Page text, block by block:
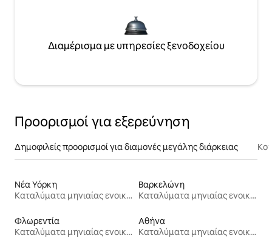
Διαμέρισμα με υπηρεσίες ξενοδοχείου
Προορισμοί για εξερεύνηση
Δημοφιλείς προορισμοί για διαμονές μεγάλης διάρκειας
Νέα Υόρκη
Καταλύματα μηνιαίας ενοικίασης
Βαρκελώνη
Καταλύματα μηνιαίας ενοικίασης
Φλωρεντία
Καταλύματα μηνιαίας ενοικίασης
Αθήνα
Καταλύματα μηνιαίας ενοικίασης